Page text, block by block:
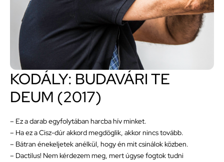
KODÁLY: BUDAVÁRI TE
DEUM (2017)
– Ez a darab egyfolytában harcba hív minket.
– Ha ez a Cisz-dúr akkord megdöglik, akkor nincs tovább.
– Bátran énekeljetek anélkül, hogy én mit csinálok közben.
– Dactilus! Nem kérdezem meg, mert úgyse fogtok tudni